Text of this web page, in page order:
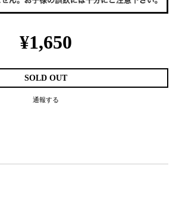
¥1,650
SOLD OUT
通報する